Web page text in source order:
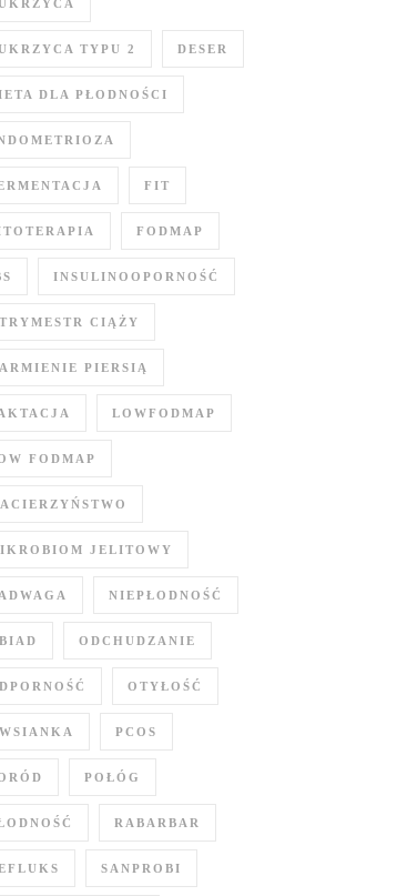
TYPU 2 DESER
DLA PŁODNOŚCI
FIT
FODMAP
INSULINOOPORNOŚĆ
CIĄŻY
PIERSIĄ
LOWFODMAP
FODMAP
JELITOWY
NIEPŁODNOŚĆ
ODCHUDZANIE
OTYŁOŚĆ
PCOS
POŁÓG
RABARBAR
SANPROBI